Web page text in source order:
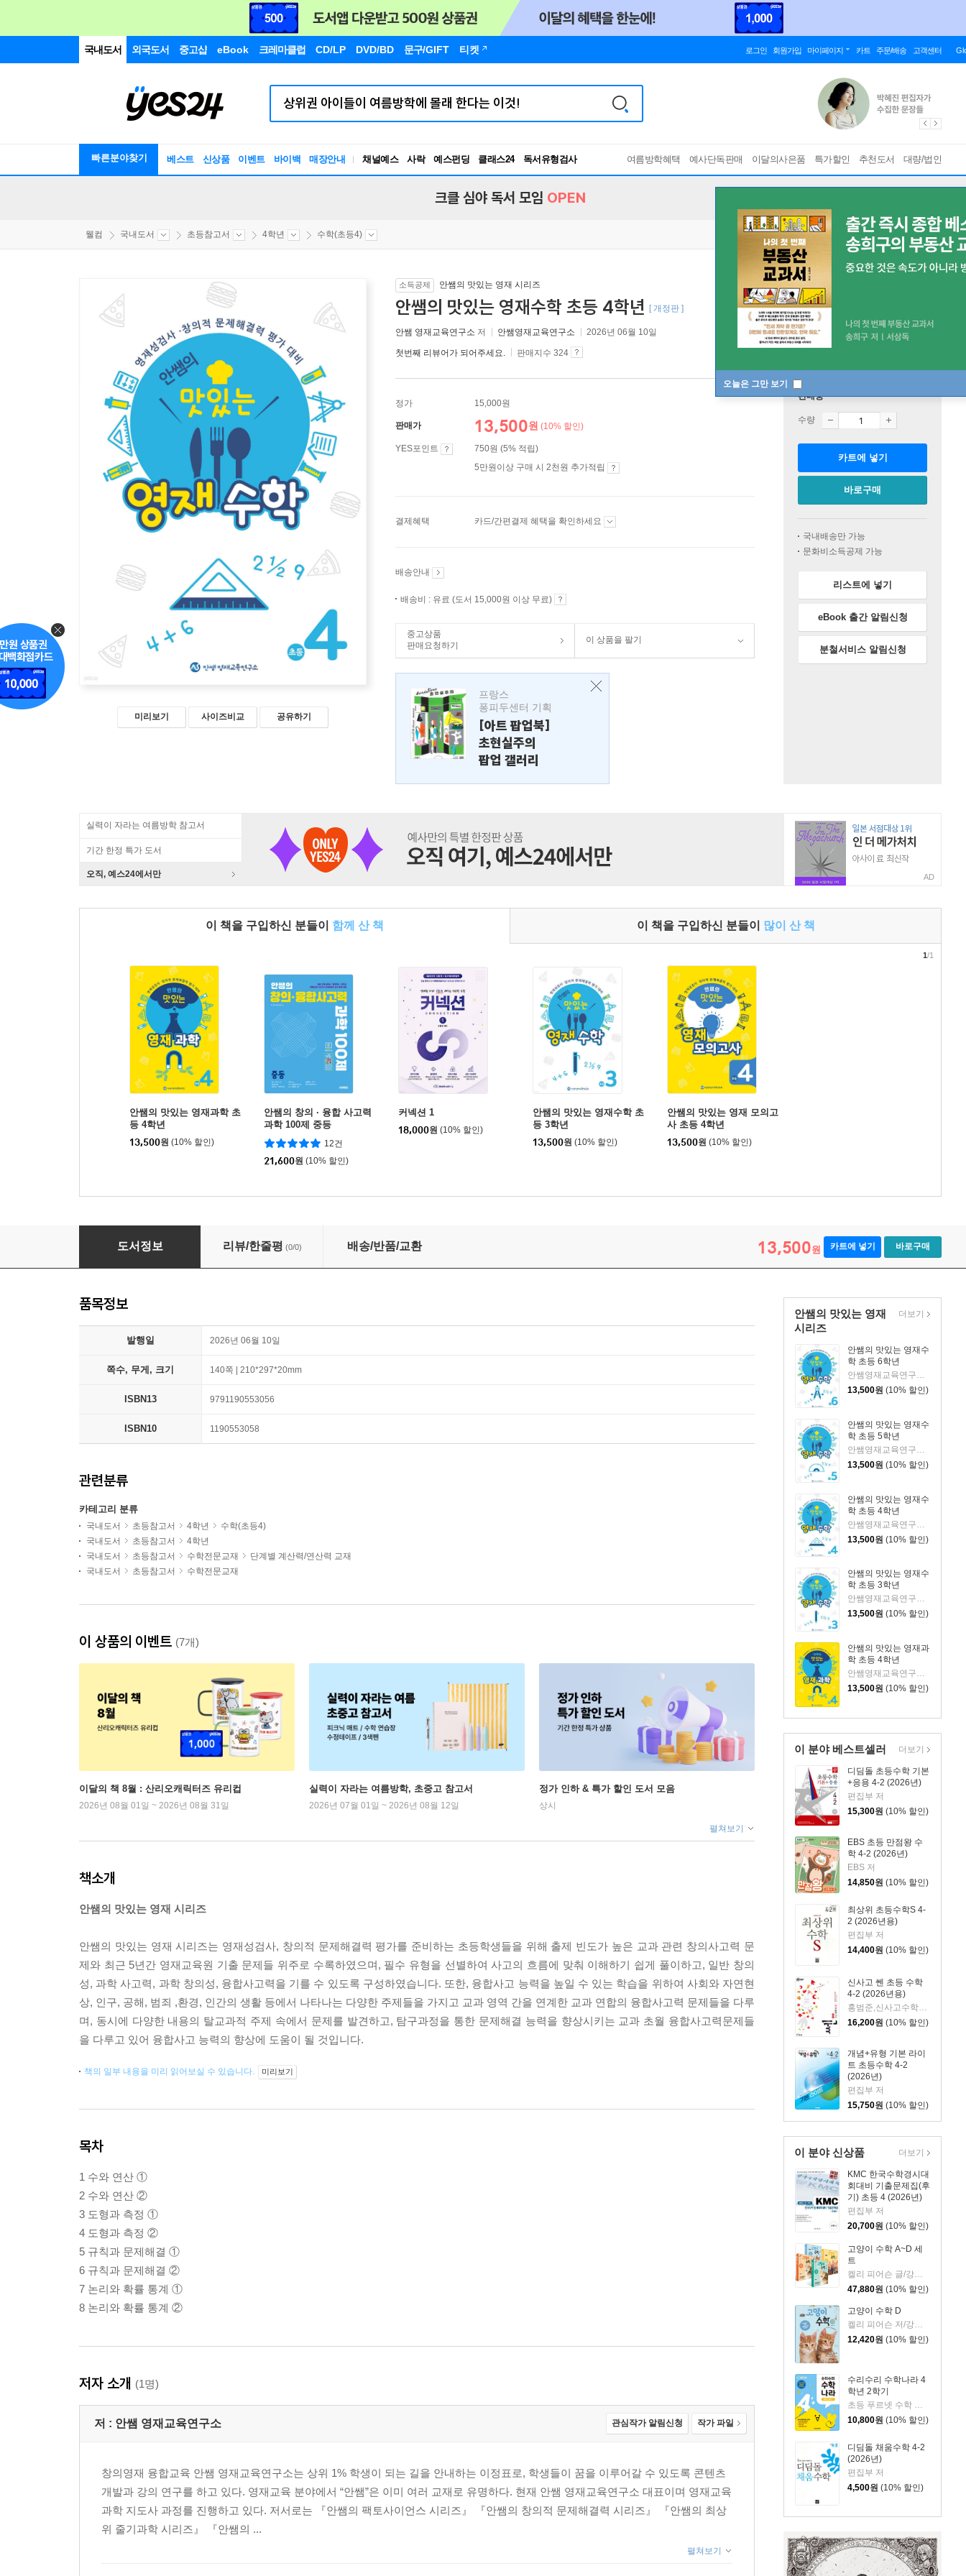
국내도서 외국도서 중고샵 eBook 크레마클럽 CD/LP DVD/BD 문구/GIFT 티켓 로그인 회원가입 마이페이지 카트 주문/배송 고객센터
빠른분야찾기 베스트 신상품 이벤트 바이백 매장안내 채널예스 사락 예스펀딩 클래스24
독서유형검사
RBTI Lab
여름방학혜택 예사단독판매 이달의사은품 특가할인 추천도서 대량/법인
오늘은 그만 보기
크클 심야 독서 모임 OPEN
웰컴 국내도서 초등참고서 4학년 수학(초등4)
미리보기 사이즈비교 공유하기
소득공제 안쌤의 맛있는 영재 시리즈
안쌤의 맛있는 영재수학 초등 4학년 [ 개정판 ]
안쌤 영재교육연구소 저 안쌤영재교육연구소 2026년 06월 10일
첫번째 리뷰어가 되어주세요. 판매지수 324
정가 15,000원
판매가 13,500원 (10% 할인)
YES포인트
750원 (5% 적립)
5만원이상 구매 시 2천원 추가적립
결제혜택 카드/간편결제 혜택을 확인하세요
배송안내
배송비 : 유료 (도서 15,000원 이상 무료)
중고상품
판매요청하기
이 상품을 팔기
프랑스
퐁피두센터 기획
[아트 팝업북]
초현실주의
팝업 갤러리
판매중
수량
카트에 넣기
바로구매
국내배송만 가능
문화비소득공제 가능
리스트에 넣기
eBook 출간 알림신청
분철서비스 알림신청
실력이 자라는 여름방학 참고서
기간 한정 특가 도서
오직, 예스24에서만 AD
이 책을 구입하신 분들이 함께 산 책 이 책을 구입하신 분들이 많이 산 책
안쌤의 맛있는 영재과학 초
등 4학년
13,500원 (10% 할인)
안쌤의 창의 · 융합 사고력
과학 100제 중등
12건
21,600원 (10% 할인)
커넥션 1
18,000원 (10% 할인)
안쌤의 맛있는 영재수학 초
등 3학년
13,500원 (10% 할인)
안쌤의 맛있는 영재 모의고
사 초등 4학년
13,500원 (10% 할인)
1/1
안쌤의 맛있는 영재수학 초등 4학년
도서정보 리뷰/한줄평 (0/0) 배송/반품/교환 13,500원 카트에 넣기 바로구매
안쌤의 맛있는 영재
시리즈
안쌤의 맛있는 영재수
학 초등 6학년
안쌤영재교육연구소 저
13,500원 (10% 할인)
안쌤의 맛있는 영재수
학 초등 5학년
안쌤영재교육연구소 저
13,500원 (10% 할인)
안쌤의 맛있는 영재수
학 초등 4학년
13,500원 (10% 할인)
안쌤의 맛있는 영재수
학 초등 3학년
안쌤영재교육연구소 저
13,500원 (10% 할인)
안쌤의 맛있는 영재과
학 초등 4학년
안쌤영재교육연구소 저
13,500원 (10% 할인)
더보기
이 분야 베스트셀러
디딤돌 초등수학 기본
+응용 4-2 (2026년)
편집부 저
15,300원 (10% 할인)
EBS 초등 만점왕 수
학 4-2 (2026년)
EBS 저
14,850원 (10% 할인)
최상위 초등수학S 4-
2 (2026년용)
편집부 저
14,400원 (10% 할인)
신사고 쎈 초등 수학
4-2 (2026년용)
홍범준,신사고수학콘텐츠연구회 공저
16,200원 (10% 할인)
개념+유형 기본 라이
트 초등수학 4-2
(2026년)
편집부 저
15,750원 (10% 할인)
더보기
이 분야 신상품
KMC 한국수학경시대
회대비 기출문제집(후
기) 초등 4 (2026년)
편집부 저
20,700원 (10% 할인)
고양이 수학 A~D 세
트
47,880원 (10% 할인)
고양이 수학 D
12,420원 (10% 할인)
수리수리 수학나라 4
학년 2학기
초등 푸르넷 수학 편집팀 저
10,800원 (10% 할인)
디딤돌 채움수학 4-2
(2026년)
편집부 저
4,500원 (10% 할인)
더보기
품목정보
발행일 2026년 06월 10일
쪽수, 무게, 크기 140쪽 | 210*297*20mm
ISBN13 9791190553056
ISBN10 1190553058
관련분류
카테고리 분류
국내도서 초등참고서 4학년
수학(초등4)
국내도서
초등참고서
4학년
국내도서
초등참고서 수학전문교재
단계별 계산력/연산력 교재
국내도서
초등참고서 수학전문교재
이 상품의 이벤트 (7개)
이달의 책 8월 : 산리오캐릭터즈 유리컵
2026년 08월 01일 ~ 2026년 08월 31일
실력이 자라는 여름방학, 초중고 참고서
2026년 07월 01일 ~ 2026년 08월 12일
정가 인하 & 특가 할인 도서 모음
상시
펼쳐보기
책소개
안쌤의 맛있는 영재 시리즈
안쌤의 맛있는 영재 시리즈는 영재성검사, 창의적 문제해결력 평가를 준비하는 초등학생들을 위해 출제 빈도가 높은 교과 관련 창의사고력 문
제와 최근 5년간 영재교육원 기출 문제들 위주로 수록하였으며, 필수 유형을 선별하여 사고의 흐름에 맞춰 이해하기 쉽게 풀이하고, 일반 창의
성, 과학 사고력, 과학 창의성, 융합사고력을 기를 수 있도록 구성하였습니다. 또한, 융합사고 능력을 높일 수 있는 학습을 위하여 사회와 자연현
상, 인구, 공해, 범죄 ,환경, 인간의 생활 등에서 나타나는 다양한 주제들을 가지고 교과 영역 간을 연계한 교과 연합의 융합사고력 문제들을 다루
며, 동시에 다양한 내용의 탈교과적 주제 속에서 문제를 발견하고, 탐구과정을 통한 문제해결 능력을 향상시키는 교과 초월 융합사고력문제들
을 다루고 있어 융합사고 능력의 향상에 도움이 될 것입니다.
책의 일부 내용을 미리 읽어보실 수 있습니다. 미리보기
목차
1 수와 연산 ①
2 수와 연산 ②
3 도형과 측정 ①
4 도형과 측정 ②
5 규칙과 문제해결 ①
6 규칙과 문제해결 ②
7 논리와 확률 통계 ①
8 논리와 확률 통계 ②
저자 소개 (1명)
저 : 안쌤 영재교육연구소 관심작가 알림신청 작가 파일
창의영재 융합교육 안쌤 영재교육연구소는 상위 1% 학생이 되는 길을 안내하는 이정표로, 학생들이 꿈을 이루어갈 수 있도록 콘텐츠
개발과 강의 연구를 하고 있다. 영재교육 분야에서 “안쌤”은 이미 여러 교재로 유명하다. 현재 안쌤 영재교육연구소 대표이며 영재교육
과학 지도사 과정를 진행하고 있다. 저서로는 『안쌤의 팩토사이언스 시리즈』 『안쌤의 창의적 문제해결력 시리즈』 『안쌤의 최상
위 줄기과학 시리즈』 『안쌤의 ...
펼쳐보기